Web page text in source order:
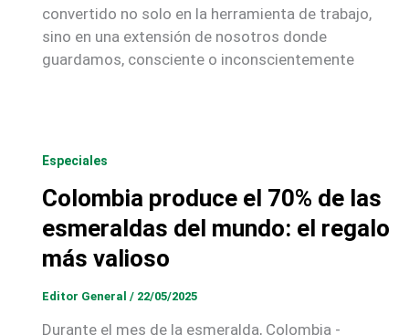
convertido no solo en la herramienta de trabajo,
sino en una extensión de nosotros donde
guardamos, consciente o inconscientemente
Especiales
Colombia produce el 70% de las
esmeraldas del mundo: el regalo
más valioso
Editor General / 22/05/2025
Durante el mes de la esmeralda, Colombia -